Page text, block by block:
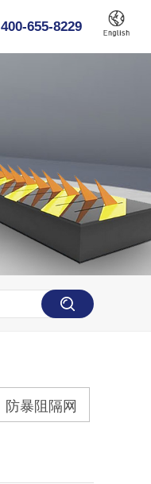
400-655-8229
防暴阻隔网